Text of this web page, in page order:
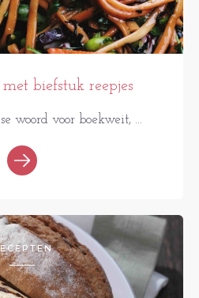
biefstuk reepjes
woord voor boekweit, ...